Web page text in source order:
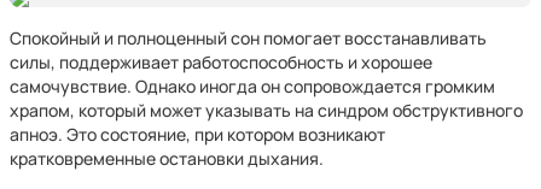
Спокойный и полноценный сон помогает восстанавливать
силы, поддерживает работоспособность и хорошее
самочувствие. Однако иногда он сопровождается громким
храпом, который может указывать на синдром обструктивного
апноэ. Это состояние, при котором возникают
кратковременные остановки дыхания.